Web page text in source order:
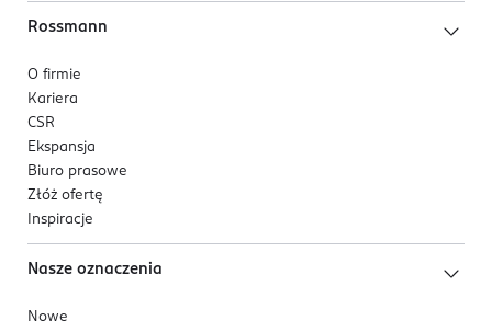
Rossmann
O firmie
Kariera
CSR
Ekspansja
Biuro prasowe
Złóż ofertę
Inspiracje
Nasze oznaczenia
Nowe